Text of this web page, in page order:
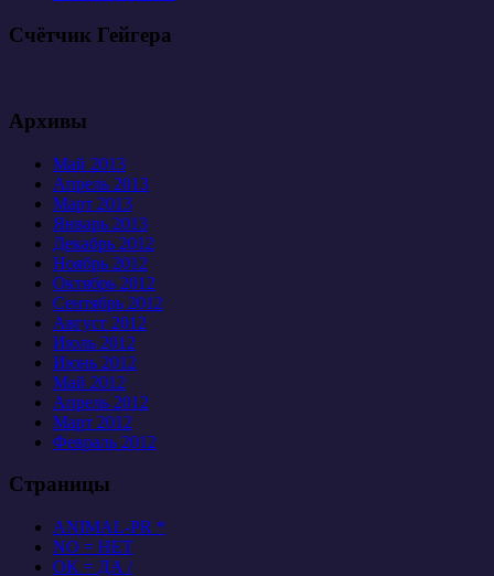
Счётчик Гейгера
Архивы
Май 2013
Апрель 2013
Март 2013
Январь 2013
Декабрь 2012
Ноябрь 2012
Октябрь 2012
Сентябрь 2012
Август 2012
Июль 2012
Июнь 2012
Май 2012
Апрель 2012
Март 2012
Февраль 2012
Страницы
ANIMAL-PR *
NO = НЕТ
OK = ДА /